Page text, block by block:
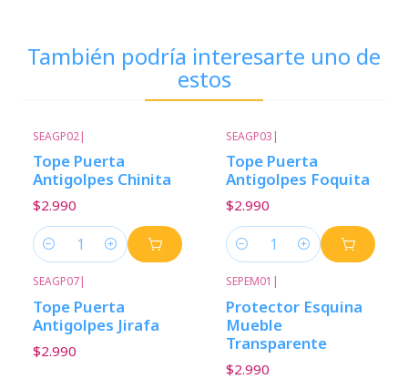
También podría interesarte uno de
estos
SEAGP02|
Tope Puerta
Antigolpes Chinita
$2.990
Cantidad
SEAGP03 |
Tope Puerta
Antigolpes Foquita
$2.990
Cantidad
SEAGP07|
Tope Puerta
Antigolpes Jirafa
$2.990
SEPEM01 |
Protector Esquina
Mueble
Transparente
$2.990